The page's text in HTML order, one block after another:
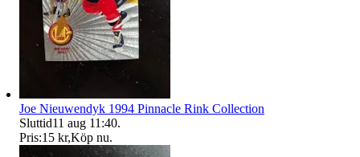
Joe Nieuwendyk 1994 Pinnacle Rink Collection
Sluttid11 aug 11:40.
Pris:15 kr,Köp nu.